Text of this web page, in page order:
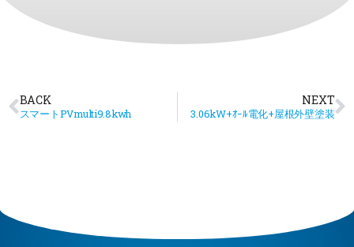
BACK
スマートPVmulti9.8kwh
NEXT
3.06kW+ｵｰﾙ電化+屋根外壁塗装